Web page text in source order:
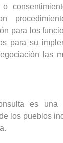
para los
para su
las
es una
los pueblos